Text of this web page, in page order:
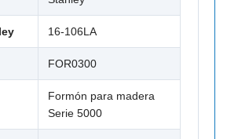
16-106LA
FOR0300
Formón para madera
Serie 5000